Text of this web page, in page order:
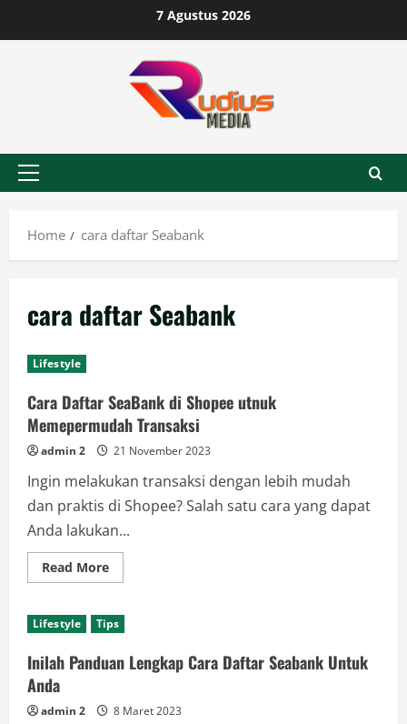
to
7 Agustus 2026
Primary
Home
cara daftar Seabank
cara daftar Seabank
Lifestyle
Cara Daftar SeaBank di Shopee utnuk
Memepermudah Transaksi
admin 2 21 November 2023
Ingin melakukan transaksi dengan lebih mudah
dan praktis di Shopee? Salah satu cara yang dapat
Anda lakukan...
Read MoreRead
more
Daftar
SeaBank
Shopee
utnuk
Lifestyle Tips
Inilah Panduan Lengkap Cara Daftar Seabank Untuk
Anda
admin 2 8 Maret 2023